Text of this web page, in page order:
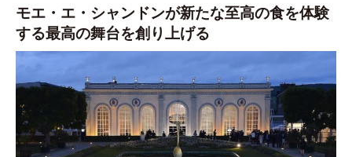
モエ・エ・シャンドンが新たな至高の食を体験
する最高の舞台を創り上げる